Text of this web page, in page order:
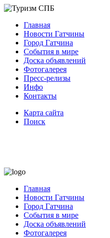
Главная
Новости Гатчины
Город Гатчина
События в мире
Доска объявлений
Фотогалерея
Пресс-релизы
Инфо
Контакты
Карта сайта
Поиск
Главная
Новости Гатчины
Город Гатчина
События в мире
Доска объявлений
Фотогалерея